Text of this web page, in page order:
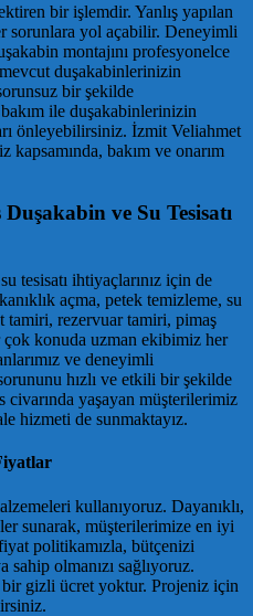
bir işlemdir. Yanlış yapılan
sorunlara yol açabilir. Deneyimli
montajını profesyonelce
duşakabinlerinizin
bir şekilde
ile duşakabinlerinizin
önleyebilirsiniz. İzmit Veliahmet
bakım ve onarım
ve Su Tesisatı
tesisatı ihtiyaçlarınız için de
açma, petek temizleme, su
tamiri, rezervuar tamiri, pimaş
çok konuda uzman ekibimiz her
ve deneyimli
hızlı ve etkili bir şekilde
yaşayan müşterilerimiz
hizmeti de sunmaktayız.
kullanıyoruz. Dayanıklı,
sunarak, müşterilerimize en iyi
politikamızla, bütçenizi
olmanızı sağlıyoruz.
gizli ücret yoktur. Projeniz için